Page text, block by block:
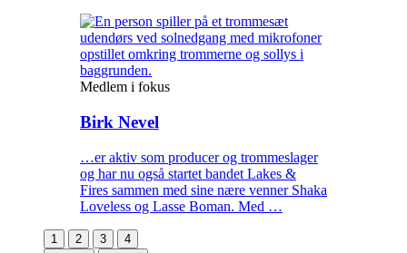
Medlem i fokus
Birk Nevel
…er aktiv som producer og trommeslager
og har nu også startet bandet Lakes &
Fires sammen med sine nære venner Shaka
Loveless og Lasse Boman. Med …
1 2 3
4